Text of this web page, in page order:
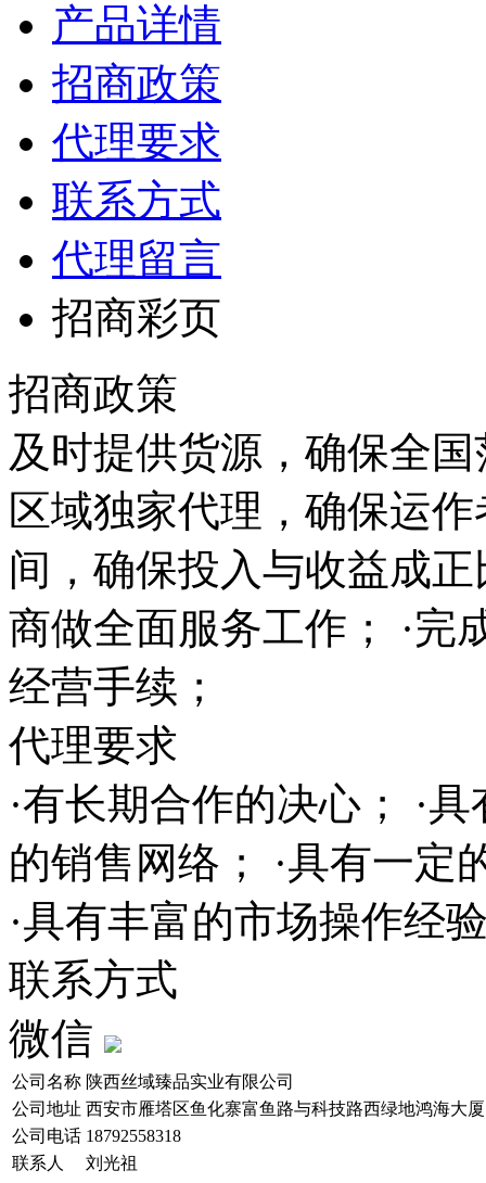
产品详情
招商政策
代理要求
联系方式
代理留言
招商彩页
招商政策
及时提供货源，确保全
区域独家代理，确保运
间，确保投入与收益成
商做全面服务工作； ·完
经营手续；
代理要求
·有长期合作的决心； ·
的销售网络； ·具有一定
·具有丰富的市场操作经
联系方式
微信
公司名称 陕西丝域臻品实业有限公司
公司地址 西安市雁塔区鱼化寨富鱼路与科技路西绿地鸿海大厦
公司电话 18792558318
联系人
刘光祖